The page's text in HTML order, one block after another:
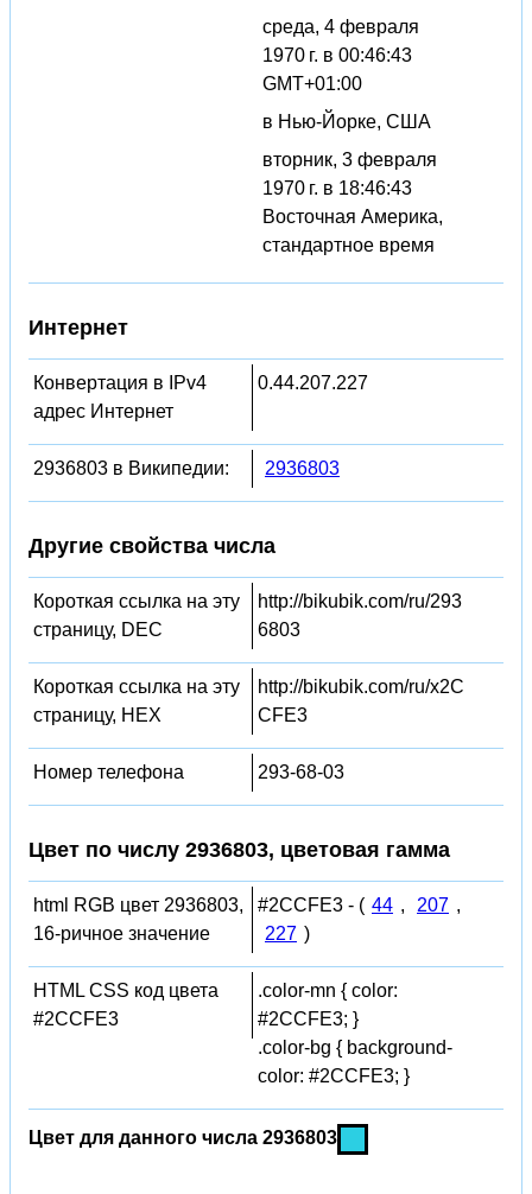
среда, 4 февраля
1970 г. в 00:46:43
GMT+01:00
в Нью-Йорке, США
вторник, 3 февраля
1970 г. в 18:46:43
Восточная Америка,
стандартное время
Интернет
Конвертация в IPv4
адрес Интернет
0.44.207.227
2936803 в Википедии: 2936803
Другие свойства числа
Короткая ссылка на эту
страницу, DEC
http://bikubik.com/ru/293
6803
Короткая ссылка на эту
страницу, HEX
http://bikubik.com/ru/x2C
CFE3
Номер телефона 293-68-03
Цвет по числу 2936803, цветовая гамма
html RGB цвет 2936803,
16-ричное значение
#2CCFE3 - ( 44 , 207 ,
227 )
HTML CSS код цвета
#2CCFE3
.color-mn { color:
#2CCFE3; }
.color-bg { background-
color: #2CCFE3; }
Цвет для данного числа 2936803